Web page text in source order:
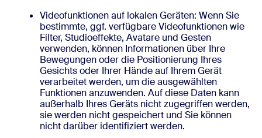
Videofunktionen auf lokalen Geräten: Wenn Sie
bestimmte, ggf. verfügbare Videofunktionen wie
Filter, Studioeffekte, Avatare und Gesten
verwenden, können Informationen über Ihre
Bewegungen oder die Positionierung Ihres
Gesichts oder Ihrer Hände auf Ihrem Gerät
verarbeitet werden, um die ausgewählten
Funktionen anzuwenden. Auf diese Daten kann
außerhalb Ihres Geräts nicht zugegriffen werden,
sie werden nicht gespeichert und Sie können
nicht darüber identifiziert werden.